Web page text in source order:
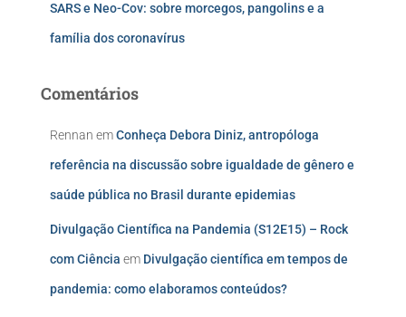
SARS e Neo-Cov: sobre morcegos, pangolins e a
família dos coronavírus
Comentários
Rennan emConheça Debora Diniz, antropóloga
referência na discussão sobre igualdade de gênero e
saúde pública no Brasil durante epidemias
Divulgação Científica na Pandemia (S12E15) – Rock
com Ciência em Divulgação científica em tempos de
pandemia: como elaboramos conteúdos?